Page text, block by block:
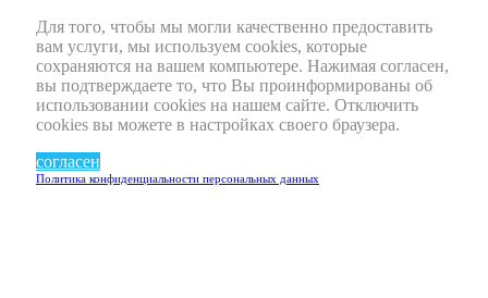
Для того, чтобы мы могли качественно предоставить
вам услуги, мы используем cookies, которые
сохраняются на вашем компьютере. Нажимая согласен,
вы подтверждаете то, что Вы проинформированы об
использовании cookies на нашем сайте. Отключить
cookies вы можете в настройках своего браузера.
согласен
Политика конфиденциальности персональных данных